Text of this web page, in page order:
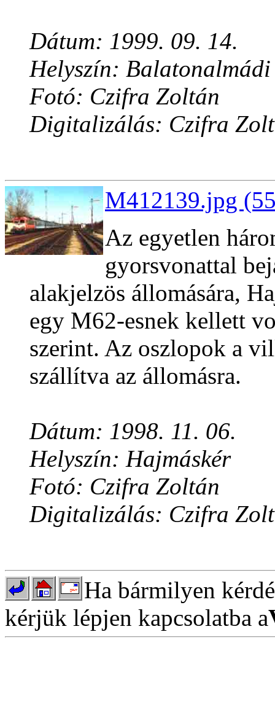
Dátum: 1999. 09. 14.
Helyszín: Balatonalmádi
Fotó: Czifra Zoltán
Digitalizálás: Czifra
M412139.jpg
Az egyetlen
gyorsvonattal
alakjelzös állomására,
egy M62-esnek kellett
szerint. Az oszlopok a
szállítva az állomásra.
Dátum: 1998. 11. 06.
Helyszín: Hajmáskér
Fotó: Czifra Zoltán
Digitalizálás: Czifra
Ha bármilyen
kérjük lépjen kapcsolatba a